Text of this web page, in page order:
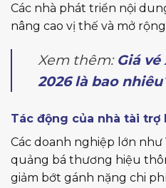
Các nhà phát triển nội
nâng cao vị thế và mở
Xem thêm: Giá
2026 là bao
Tác động của nhà tài trợ
Các doanh nghiệp lớn
quảng bá thương hiệu
giảm bớt gánh nặng chi